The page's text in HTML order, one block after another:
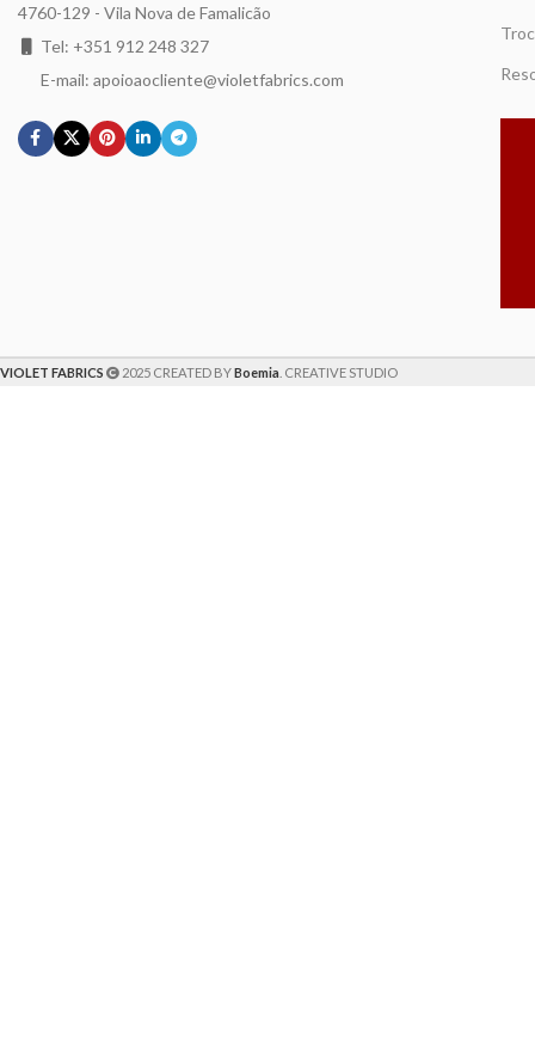
4760-129 - Vila Nova de Famalicão
Tel: +351 912 248 327
E-mail: apoioaocliente@violetfabrics.com
VIOLET FABRICS 2025 CREATED BYBoemia . CREATIVE STUDIO